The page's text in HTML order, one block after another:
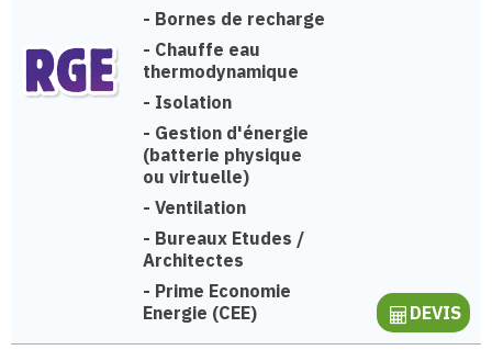
- Bornes de recharge
- Chauffe eau
thermodynamique
- Isolation
- Gestion d'énergie
(batterie physique
ou virtuelle)
- Ventilation
- Bureaux Etudes /
Architectes
- Prime Economie
Energie (CEE)
DEVIS